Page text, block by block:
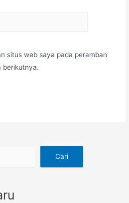
situs web saya pada peramban
berikutnya.
Cari